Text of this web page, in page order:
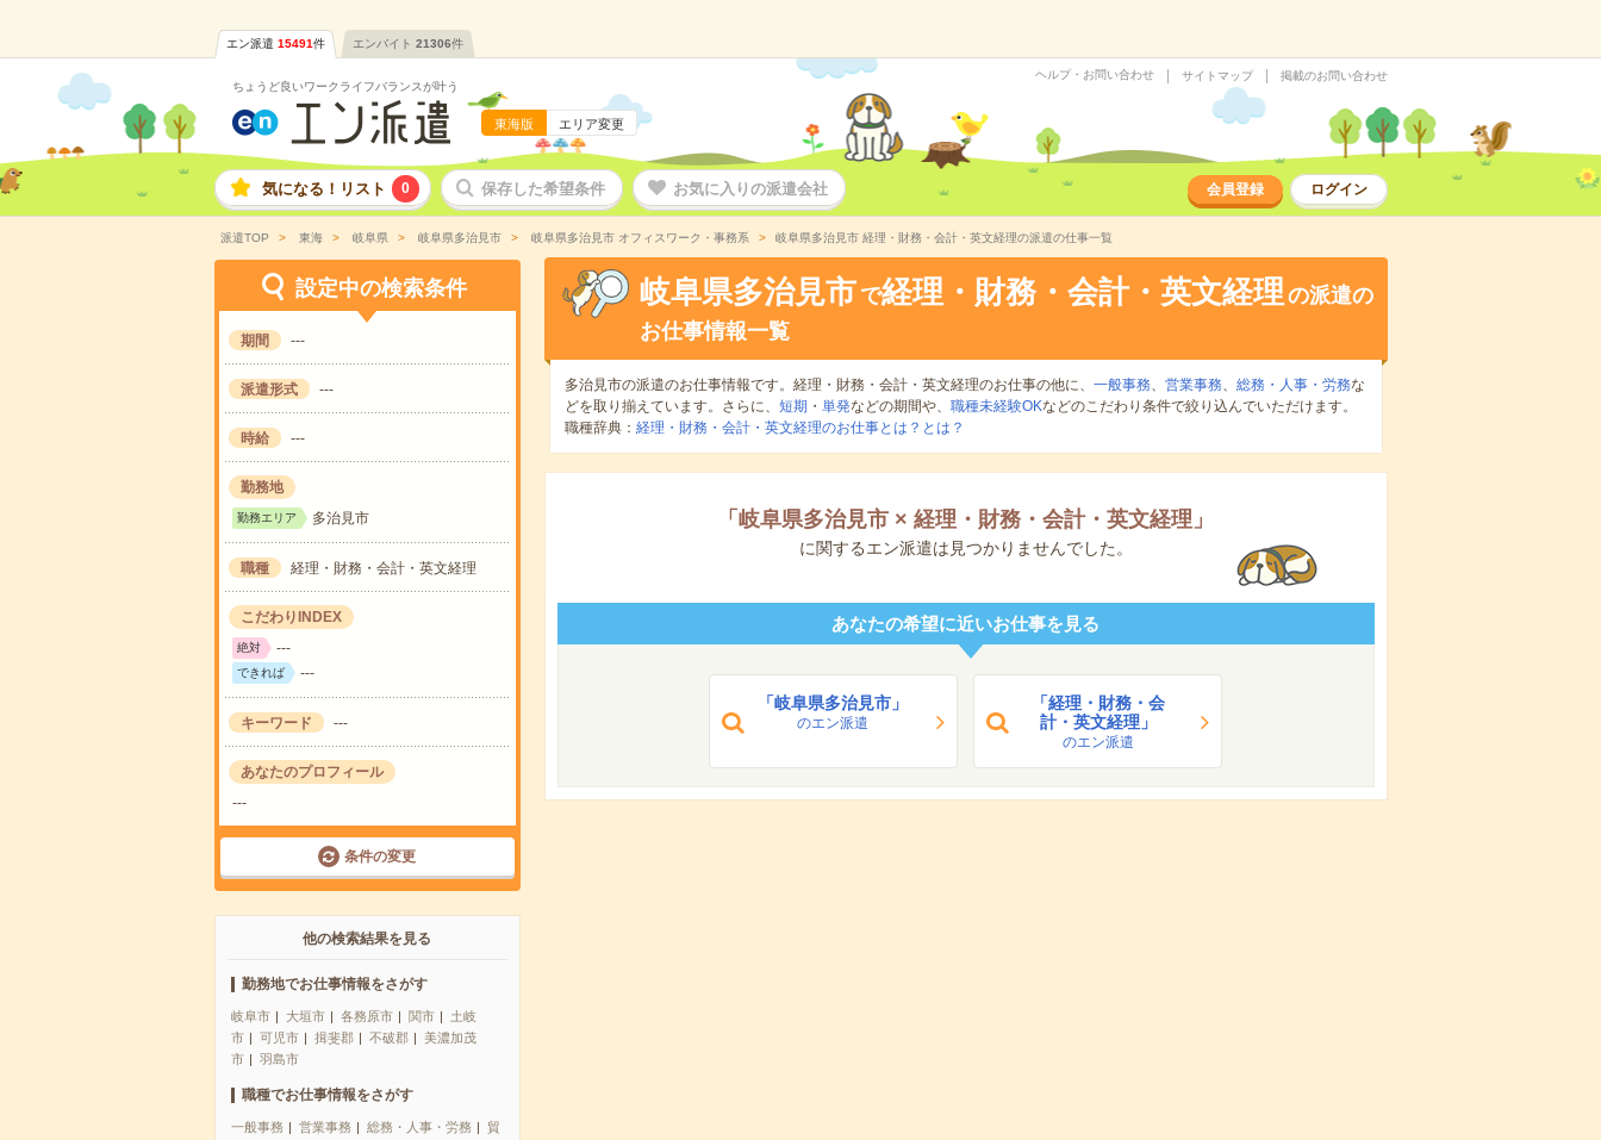
エン派遣 15491件 エンバイト 21306件
ちょうど良いワークライフバランスが叶う
東海版 エリア変更
ヘルプ・お問い合わせ サイトマップ 掲載のお問い合わせ
気になる！リスト 0 保存した希望条件 お気に入りの派遣会社 会員登録 ログイン
派遣TOP 東海 岐阜県 岐阜県多治見市 岐阜県多治見市 オフィスワーク・事務系 岐阜県多治見市 経理・財務・会計・英文経理の派遣の仕事一覧
設定中の検索条件
期間 ---
派遣形式 ---
時給 ---
勤務地
勤務エリア 多治見市
職種 経理・財務・会計・英文経理
こだわりINDEX
絶対 ---
できれば ---
キーワード ---
あなたのプロフィール
---
条件の変更
他の検索結果を見る
勤務地でお仕事情報をさがす
岐阜市 大垣市 各務原市 関市
土岐
市
可児市 揖斐郡 不破郡
美濃加茂
市
羽島市
職種でお仕事情報をさがす
一般事務 営業事務 総務・人事・労務
貿
岐阜県多治見市 で経理・財務・会計・英文経理 の派遣の
お仕事情報一覧
多治見市の派遣のお仕事情報です。経理・財務・会計・英文経理のお仕事の他に、 一般事務、 営業事務、 総務・人事・労務な
どを取り揃えています。さらに、 短期 ・ 単発などの期間や、 職種未経験OKなどのこだわり条件で絞り込んでいただけます。
職種辞典： 経理・財務・会計・英文経理のお仕事とは？とは？
「 岐阜県多治見市 × 経理・財務・会計・英文経理 」
に関するエン派遣は見つかりませんでした。
あなたの希望に近いお仕事を見る
「岐阜県多治見市」
のエン派遣
「経理・財務・会
計・英文経理」
のエン派遣